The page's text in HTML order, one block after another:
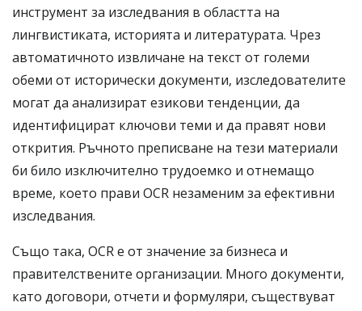
инструмент за изследвания в областта на
лингвистиката, историята и литературата. Чрез
автоматичното извличане на текст от големи
обеми от исторически документи, изследователите
могат да анализират езикови тенденции, да
идентифицират ключови теми и да правят нови
открития. Ръчното преписване на тези материали
би било изключително трудоемко и отнемащо
време, което прави OCR незаменим за ефективни
изследвания.
Също така, OCR е от значение за бизнеса и
правителствените организации. Много документи,
като договори, отчети и формуляри, съществуват